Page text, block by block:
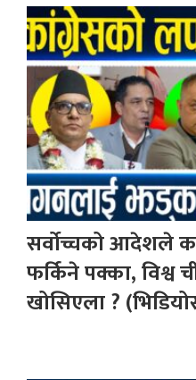
सर्वोच्चको आदेशले
फर्किने पक्का,
खोसिएला ?